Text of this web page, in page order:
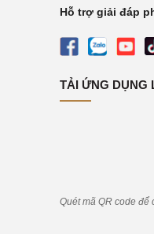
Hỗ trợ giải đáp
TẢI ỨNG DỤNG
Quét mã QR code để